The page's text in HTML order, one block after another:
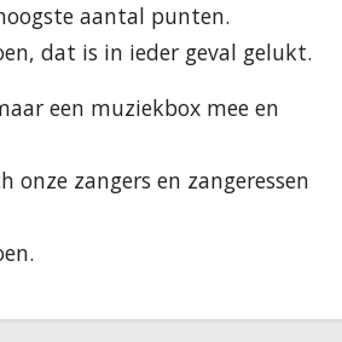
aantal punten.
dat is in ieder geval gelukt.
een muziekbox mee en
onze zangers en zangeressen